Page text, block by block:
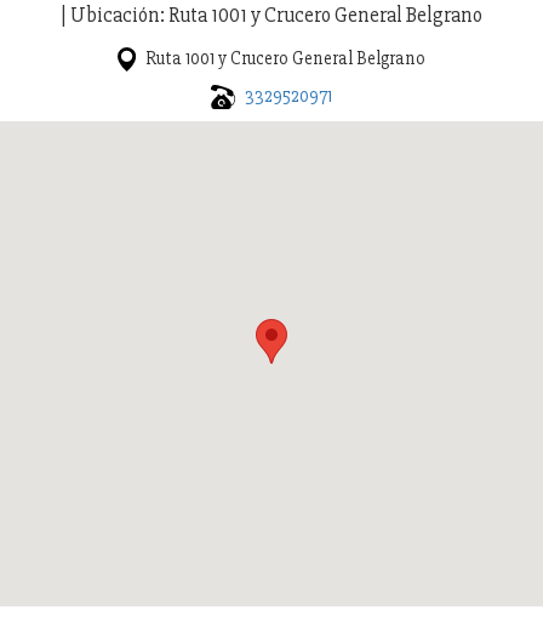
| Ubicación: Ruta 1001 y Crucero General Belgrano
Ruta 1001 y Crucero General Belgrano
3329520971